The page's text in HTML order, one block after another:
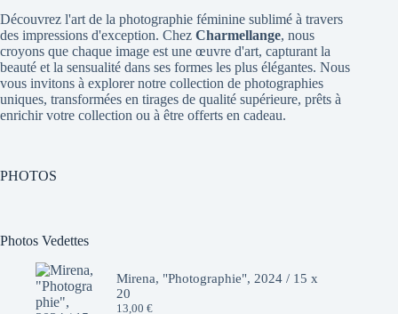
Découvrez l'art de la photographie féminine sublimé à travers
des impressions d'exception. Chez Charmellange, nous
croyons que chaque image est une œuvre d'art, capturant la
beauté et la sensualité dans ses formes les plus élégantes. Nous
vous invitons à explorer notre collection de photographies
uniques, transformées en tirages de qualité supérieure, prêts à
enrichir votre collection ou à être offerts en cadeau.
PHOTOS
Photos Vedettes
Mirena, "Photographie", 2024 / 15 x
20
13,00 €